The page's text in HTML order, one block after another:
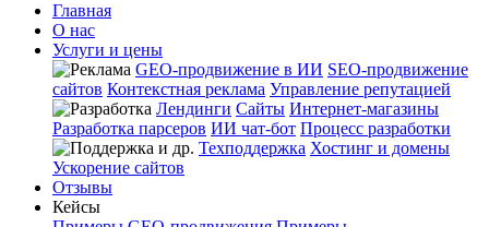
Главная
О нас
Услуги и цены
GEO-продвижение в ИИ SEO-продвижение
сайтов Контекстная реклама Управление репутацией
Лендинги Сайты Интернет-магазины
Разработка парсеров ИИ чат-бот Процесс разработки
Техподдержка Хостинг и домены
Ускорение сайтов
Отзывы
Кейсы